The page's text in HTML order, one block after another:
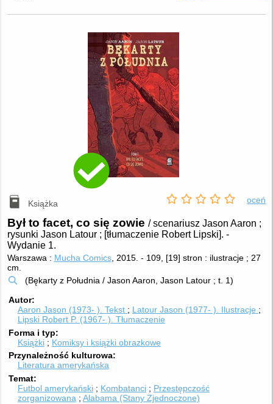
Książka oceń
Był to facet, co się zowie / scenariusz Jason Aaron ;
rysunki Jason Latour ; [tłumaczenie Robert Lipski]. -
Wydanie 1.
Warszawa : Mucha Comics, 2015. - 109, [19] stron : ilustracje ; 27
cm.
(Bękarty z Południa / Jason Aaron, Jason Latour ; t. 1)
Autor
Aaron Jason (1973- ). Tekst Latour Jason (1977- ). Ilustracje
Lipski Robert P. (1967- ). Tłumaczenie
Forma i typ
Książki
Komiksy i książki obrazkowe
Przynależność kulturowa
Literatura amerykańska
Temat
Futbol amerykański
Kombatanci
Przestępczość
zorganizowana
Alabama (Stany Zjednoczone)